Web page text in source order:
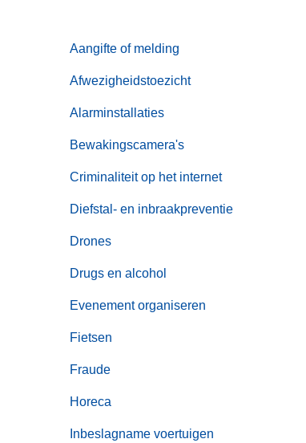
Aangifte of melding
Afwezigheidstoezicht
Alarminstallaties
Bewakingscamera's
Criminaliteit op het internet
Diefstal- en inbraakpreventie
Drones
Drugs en alcohol
Evenement organiseren
Fietsen
Fraude
Horeca
Inbeslagname voertuigen